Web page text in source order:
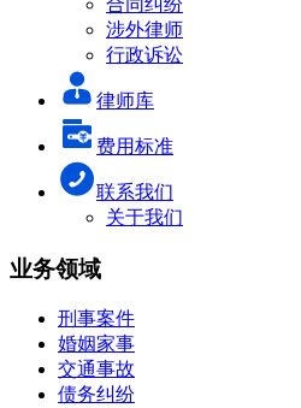
合同纠纷
涉外律师
行政诉讼
律师库
费用标准
联系我们
关于我们
业务领域
刑事案件
婚姻家事
交通事故
债务纠纷